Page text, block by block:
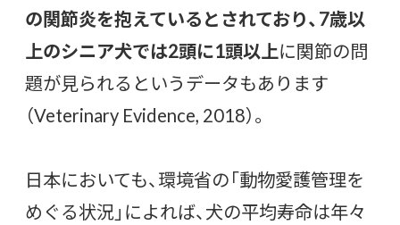
の関節炎を抱えているとされており、7歳以
上のシニア犬では2頭に1頭以上に関節の問
題が見られるというデータもあります
（Veterinary Evidence, 2018）。
日本においても、環境省の「動物愛護管理を
めぐる状況」によれば、犬の平均寿命は年々